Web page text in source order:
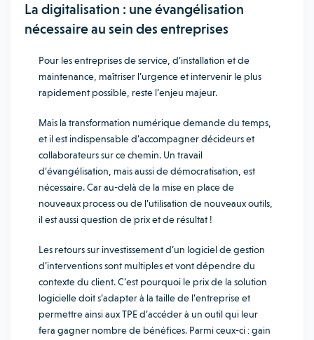
La digitalisation : une évangélisation
nécessaire au sein des entreprises
Pour les entreprises de service, d’installation et de
maintenance, maîtriser l’urgence et intervenir le plus
rapidement possible, reste l’enjeu majeur.
Mais la transformation numérique demande du temps,
et il est indispensable d’accompagner décideurs et
collaborateurs sur ce chemin. Un travail
d’évangélisation, mais aussi de démocratisation, est
nécessaire. Car au-delà de la mise en place de
nouveaux process ou de l’utilisation de nouveaux outils,
il est aussi question de prix et de résultat !
Les retours sur investissement d’un logiciel de gestion
d’interventions sont multiples et vont dépendre du
contexte du client. C’est pourquoi le prix de la solution
logicielle doit s’adapter à la taille de l’entreprise et
permettre ainsi aux TPE d’accéder à un outil qui leur
fera gagner nombre de bénéfices. Parmi ceux-ci : gain